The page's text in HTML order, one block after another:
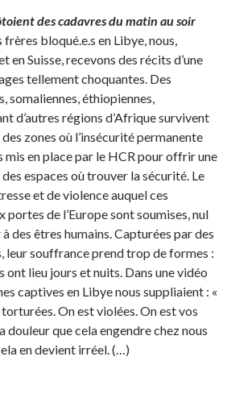
des cadavres du matin au soir
frères bloqué.e.s en Libye, nous,
en Suisse, recevons des récits d’une
tellement choquantes. Des
somaliennes, éthiopiennes,
d’autres régions d’Afrique survivent
zones où l’insécurité permanente
mis en place par le HCR pour offrir une
espaces où trouver la sécurité. Le
et de violence auquel ces
portes de l’Europe sont soumises, nul
des êtres humains. Capturées par des
leur souffrance prend trop de formes :
lieu jours et nuits. Dans une vidéo
captives en Libye nous suppliaient : «
On est violées. On est vos
douleur que cela engendre chez nous
en devient irréel. (…)